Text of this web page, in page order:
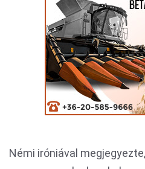
Némi iróniával